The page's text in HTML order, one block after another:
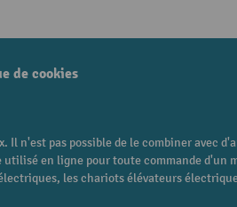
de cookies
n'est pas possible de le combiner avec
en ligne pour toute commande d'un
les chariots élévateurs